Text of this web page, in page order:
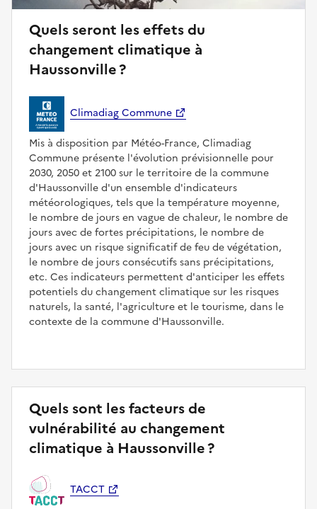
Quels seront les effets du
changement climatique à
Haussonville ?
Climadiag Commune
Mis à disposition par Météo-France, Climadiag
Commune présente l'évolution prévisionnelle pour
2030, 2050 et 2100 sur le territoire de la commune
d'Haussonville d'un ensemble d'indicateurs
météorologiques, tels que la température moyenne,
le nombre de jours en vague de chaleur, le nombre de
jours avec de fortes précipitations, le nombre de
jours avec un risque significatif de feu de végétation,
le nombre de jours consécutifs sans précipitations,
etc. Ces indicateurs permettent d'anticiper les effets
potentiels du changement climatique sur les risques
naturels, la santé, l'agriculture et le tourisme, dans le
contexte de la commune d'Haussonville.
Quels sont les facteurs de
vulnérabilité au changement
climatique à Haussonville ?
TACCT